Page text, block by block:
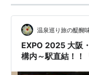
温泉巡り旅の醍醐
EXPO 2025 大阪
構内～駅直結！！